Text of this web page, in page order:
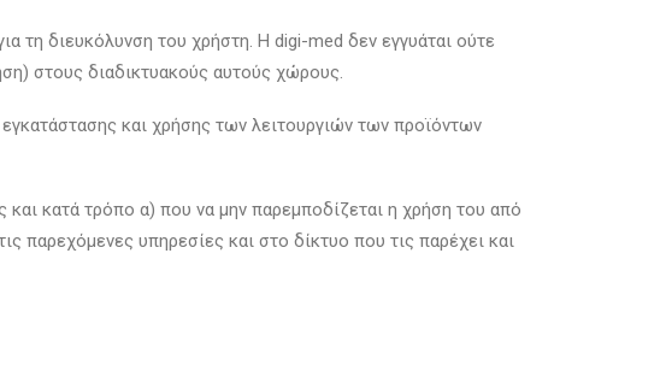
διευκόλυνση του χρήστη. Η digi-med δεν εγγυάται ούτε
στους διαδικτυακούς αυτούς χώρους.
και χρήσης των λειτουργιών των προϊόντων
και κατά τρόπο α) που να μην παρεμποδίζεται η χρήση του από
παρεχόμενες υπηρεσίες και στο δίκτυο που τις παρέχει και